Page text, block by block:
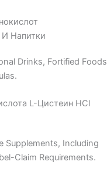
Напитки
Drinks, Fortified Foods
L-Цистеин HCl
Supplements, Including
Claim Requirements.